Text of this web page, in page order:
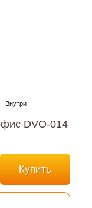
DVO-014
Купить